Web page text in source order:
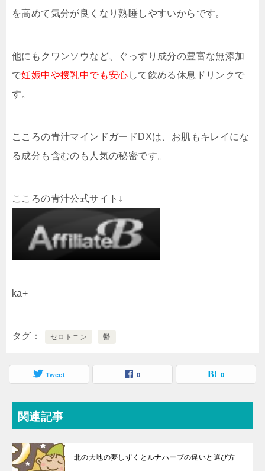
を高めて気分が良くなり熟睡しやすいからです。
他にもクワンソウなど、ぐっすり成分の豊富な無添加
で妊娠中や授乳中でも安心 して飲める休息ドリンクで
す。
こころの青汁マインドガードDXは、お肌もキレイにな
る成分も含むのも人気の秘密です。
こころの青汁公式サイト↓
ka+
タグ セロトニン 鬱
Tweet 0 0
関連記事
北の大地の夢しずくとルナハーブの違いと選び方